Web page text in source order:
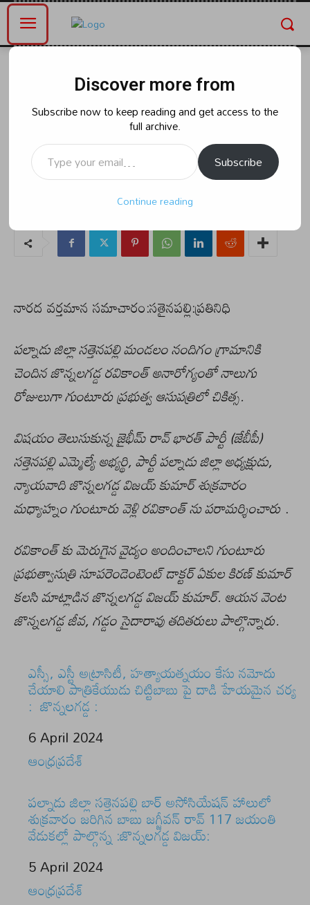
అనారోగ్యంతో హాస్పిటల్ చేరిన నందిగం
గ్రామానికి చెందిన రవికాంత్ ను
పరామర్శించిన:జొన్నలగడ్డ:
Friday, March 29, 2024 1:52 pm
నారద వర్తమాన సమాచారం:సతైనపల్లి:ప్రతినిధి
పల్నాడు జిల్లా సత్తెనపల్లి మండలం నందిగం గ్రామానికి
చెందిన జొన్నలగడ్డ రవికాంత్ అనారోగ్యంతో నాలుగు
రోజులుగా గుంటూరు ప్రభుత్వ ఆసుపత్రిలో చికిత్స.
విషయం తెలుసుకున్న జైభీమ్ రావ్ భారత్ పార్టీ (జేబీపీ)
సత్తెనపల్లి ఎమ్మెల్యే అభ్యర్థి, పార్టీ పల్నాడు జిల్లా అధ్యక్షుడు,
న్యాయవాది జొన్నలగడ్డ విజయ్ కుమార్ శుక్రవారం
మధ్యాహ్నం గుంటూరు వెళ్లి రవికాంత్ ను పరామర్శించారు .
రవికాంత్ కు మెరుగైన వైద్యం అందించాలని గుంటూరు
ప్రభుత్వాసుత్రి సూపరెండెంటెంట్ డాక్టర్ ఏకుల కిరణ్ కుమార్
కలసి మాట్లాడిన జొన్నలగడ్డ విజయ్ కుమార్. ఆయన వెంట
జొన్నలగడ్డ జీవ, గడ్డం సైదారావు తదితరులు పాల్గొన్నారు.
ఎస్సీ, ఎస్టీ అట్రాసిటీ, హత్యాయత్నయం కేసు నమోదు
చేయాలి పాత్రికేయుడు చిట్టిబాబు పై దాడి హేయమైన చర్య
: జొన్నలగడ్డ :
Date
6 April 2024
In relation to
ఆంధ్రప్రదేశ్
పల్నాడు జిల్లా సత్తెనపల్లి బార్ అసోసియేషన్ హాలులో
శుక్రవారం జరిగిన బాబు జగ్జీవన్ రావ్ 117 జయంతి
వేడుకల్లో పాల్గొన్న :జొన్నలగడ్డ విజయ్:
Date
5 April 2024
In relation to
ఆంధ్రప్రదేశ్
Discover more from
Subscribe now to keep reading and get access to the
full archive.
Type your email…
Subscribe
Continue reading